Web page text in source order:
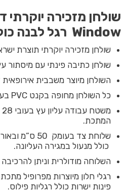
Window רגל לבנה
שולחן מזכירה יוקרתי תוצרת
שולחן כתיבה פינתי עם מיסתור
השולחן מיוצר משבבית אירופאית
כל השולחן מחופה בקנט PVC בעובי 1.5 מ”מ.
המתכת.
כולל מנעול במגירה העליונה.
השלוחה מודולרית וניתן
פינות ישרות כולל רגליות פילוס.